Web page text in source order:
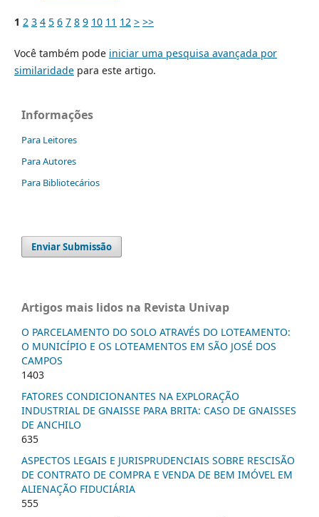
1 2 3 4 5 6 7 8 9 10 11 12 > >>
Você também pode iniciar uma pesquisa avançada por
similaridadepara este artigo.
Informações
Para Leitores
Para Autores
Para Bibliotecários
Enviar Submissão
Artigos mais lidos na Revista Univap
O PARCELAMENTO DO SOLO ATRAVÉS DO LOTEAMENTO:
O MUNICÍPIO E OS LOTEAMENTOS EM SÃO JOSÉ DOS
CAMPOS
1403
FATORES CONDICIONANTES NA EXPLORAÇÃO
INDUSTRIAL DE GNAISSE PARA BRITA: CASO DE GNAISSES
DE ANCHILO
635
ASPECTOS LEGAIS E JURISPRUDENCIAIS SOBRE RESCISÃO
DE CONTRATO DE COMPRA E VENDA DE BEM IMÓVEL EM
ALIENAÇÃO FIDUCIÁRIA
555